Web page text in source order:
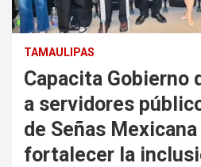
TAMAULIPAS
Capacita Gobierno
a servidores
de Señas
fortalecer la